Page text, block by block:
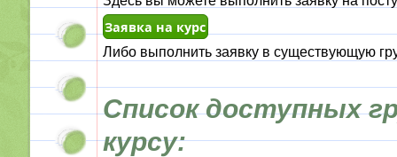
Либо выполнить заявку в существующую
Список доступных
курсу: